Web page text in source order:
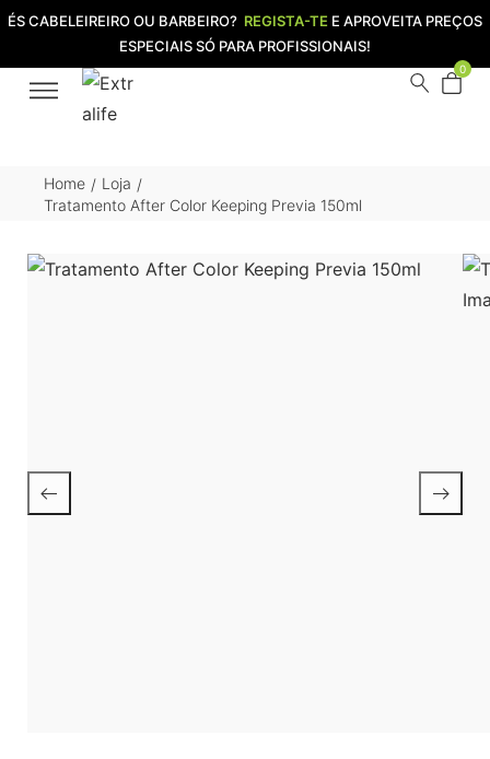
ÉS CABELEIREIRO OU BARBEIRO? REGISTA-TE E APROVEITA PREÇOS
ESPECIAIS SÓ PARA PROFISSIONAIS!
0
Home / Loja /
Tratamento After Color Keeping Previa 150ml